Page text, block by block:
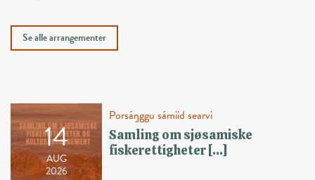
Se alle arrangementer
14
AUG
2026
Porsáŋggu sámiid searvi
Samling om sjøsamiske
fiskerettigheter […]